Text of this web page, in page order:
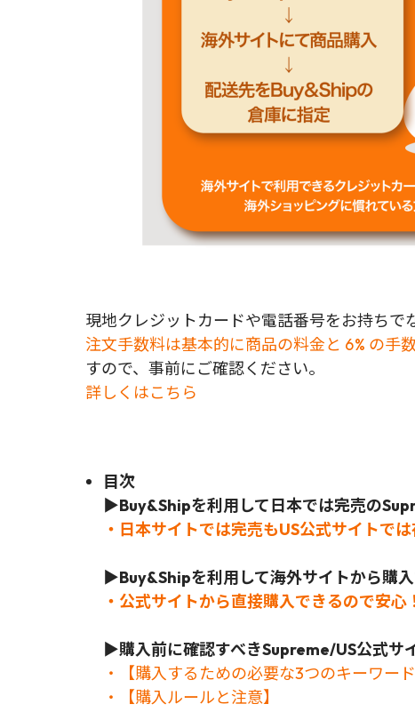
現地クレジットカードや電話番号をお持ち
注文手数料は基本的に商品の料金と 6% の手数
すので、事前にご確認ください。
詳しくはこちら
目次
▶Buy&Shipを利用して日本では完売の
・日本サイトでは完売もUS公式サイトでは
▶Buy&Shipを利用して海外サイトから購
・公式サイトから直接購入できるので安心
▶購入前に確認すべきSupreme/US公式サ
・【購入するための必要な3つのキーワード
・【購入ルールと注意】